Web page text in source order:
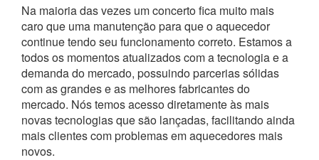
Na maioria das vezes um concerto fica muito mais
caro que uma manutenção para que o aquecedor
continue tendo seu funcionamento correto. Estamos a
todos os momentos atualizados com a tecnologia e a
demanda do mercado, possuindo parcerias sólidas
com as grandes e as melhores fabricantes do
mercado. Nós temos acesso diretamente às mais
novas tecnologias que são lançadas, facilitando ainda
mais clientes com problemas em aquecedores mais
novos.